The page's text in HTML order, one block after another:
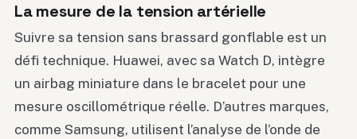
La mesure de la tension artérielle
Suivre sa tension sans brassard gonflable est un
défi technique. Huawei, avec sa Watch D, intègre
un airbag miniature dans le bracelet pour une
mesure oscillométrique réelle. D’autres marques,
comme Samsung, utilisent l’analyse de l’onde de